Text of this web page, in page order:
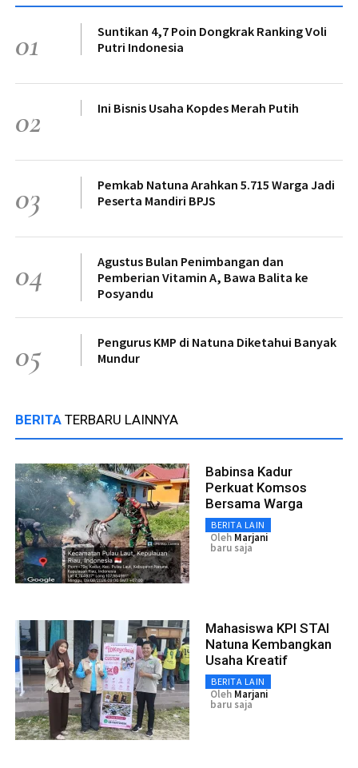
01
Suntikan 4,7 Poin Dongkrak Ranking Voli
Putri Indonesia
02 Ini Bisnis Usaha Kopdes Merah Putih
03
Pemkab Natuna Arahkan 5.715 Warga Jadi
Peserta Mandiri BPJS
04
Agustus Bulan Penimbangan dan
Pemberian Vitamin A, Bawa Balita ke
Posyandu
05
Pengurus KMP di Natuna Diketahui Banyak
Mundur
BERITA TERBARU LAINNYA
Babinsa Kadur
Perkuat Komsos
Bersama Warga
BERITA LAIN
Oleh Marjani
baru saja
Mahasiswa KPI STAI
Natuna Kembangkan
Usaha Kreatif
BERITA LAIN
Oleh Marjani
baru saja